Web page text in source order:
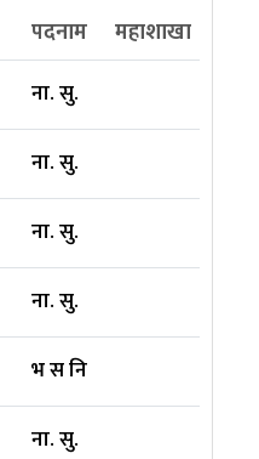
पदनाम महाशाखा
ना. सु.
ना. सु.
ना. सु.
ना. सु.
भ स नि
ना. सु.